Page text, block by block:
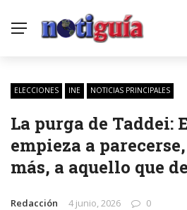
ELECCIONES INE NOTICIAS PRINCIPALES
La purga de Taddei:
empieza a
más, a aquello que
Redacción 4 junio, 2026 0